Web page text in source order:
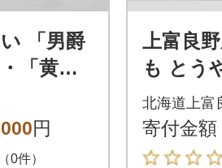
「男爵
「黄爵
」
円
0件）
上富良
も とう
10kg
北海道上富
寄付金額